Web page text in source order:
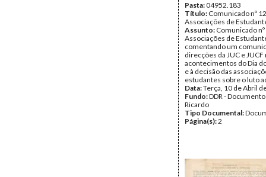
Pasta:04952.183
Título: Comunicado nº
Associações de
Assunto: Comunicado
Associações de
comentando um
direcções da JUC e
acontecimentos do Dia
e à decisão das
estudantes sobre o luto
Data:Terça, 10 de Abril
Fundo:DDR -
Ricardo
Tipo Documental:
Página(s):2